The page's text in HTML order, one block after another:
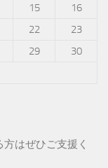
15
16
22
23
29
30
はぜひご支援く